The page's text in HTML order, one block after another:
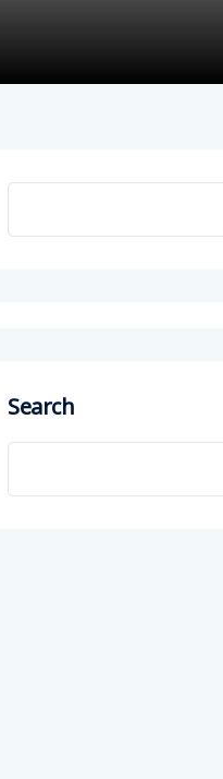
Search